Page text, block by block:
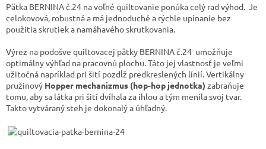
Pätka BERNINA č.24 na voľné quiltovanie ponúka celý rad výhod. Je
celokovová, robustná a má jednoduché a rýchle upínanie bez
použitia skrutiek a namáhavého skrutkovania.
Výrez na podošve quiltovacej pätky BERNINA č.24 umožňuje
optimálny výhľad na pracovnú plochu. Táto jej vlastnosť je veľmi
užitočná napríklad pri šití pozdĺž predkreslených línií. Vertikálny
pružinový Hopper mechanizmus (hop-hop jednotka) zabraňuje
tomu, aby sa látka pri šití dvíhala za ihlou a tým menila svoj tvar.
Takto vytváraný steh je dokonalý a úhľadný.